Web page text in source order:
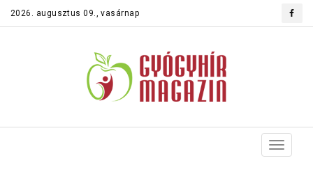
2026. augusztus 09., vasárnap
Toggle